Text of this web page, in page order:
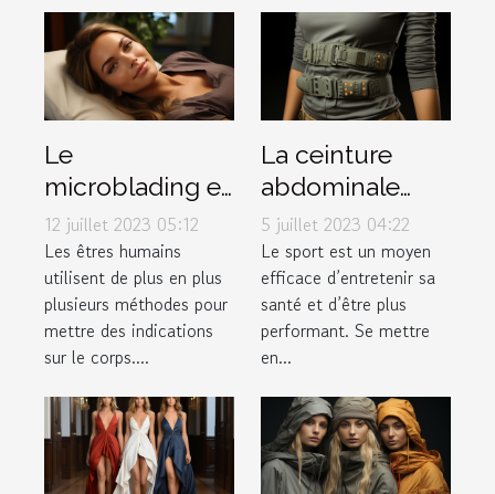
Le
microblading et
tout ce qu’il faut
savoir à ce
propos
12 juillet 2023 05:12
Les êtres humains
utilisent de plus en plus
plusieurs méthodes pour
mettre des indications
sur le corps....
La ceinture
abdominale
pulsée :
pourquoi l'avoir
dans votre
garde-robe ?
5 juillet 2023 04:22
Le sport est un moyen
efficace d’entretenir sa
santé et d’être plus
performant. Se mettre
en...